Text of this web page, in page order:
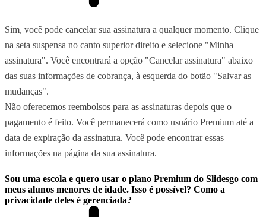
Sim, você pode cancelar sua assinatura a qualquer momento. Clique
na seta suspensa no canto superior direito e selecione "Minha
assinatura". Você encontrará a opção "Cancelar assinatura" abaixo
das suas informações de cobrança, à esquerda do botão "Salvar as
mudanças".
Não oferecemos reembolsos para as assinaturas depois que o
pagamento é feito. Você permanecerá como usuário Premium até a
data de expiração da assinatura. Você pode encontrar essas
informações na página da sua assinatura.
Sou uma escola e quero usar o plano Premium do Slidesgo com
meus alunos menores de idade. Isso é possível? Como a
privacidade deles é gerenciada?